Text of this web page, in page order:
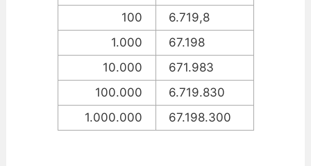
100
6.719,8
1.000
67.198
10.000
671.983
100.000
6.719.830
1.000.000
67.198.300